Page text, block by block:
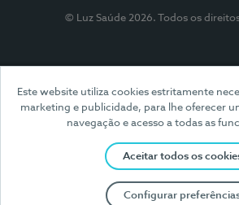
Este website utiliza cookies estritamente
marketing e publicidade, para lhe oferecer
navegação e acesso a todas as
Aceitar todos os
Configurar
© Luz Saúde 2026. Todos os